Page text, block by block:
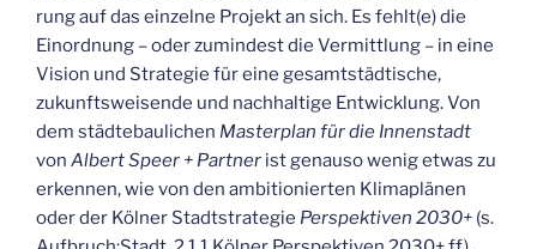
rung auf das ein­zel­ne Pro­jekt an sich. Es fehlt(e) die
Ein­ord­nung – oder zumin­dest die Ver­mitt­lung – in eine
Visi­on und Stra­te­gie für eine gesamt­städ­ti­sche,
zukunfts­wei­sen­de und nach­hal­ti­ge Ent­wick­lung. Von
dem städ­te­bau­li­chen Mas­ter­plan für die Innen­stadt
von Albert Speer + Part­ner ist genau­so wenig etwas zu
erken­nen, wie von den ambi­tio­nier­ten Kli­ma­plä­nen
oder der Köl­ner Stadt­stra­te­gie Per­spek­ti­ven 2030+ (s.